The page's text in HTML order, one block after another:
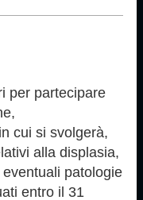
per partecipare
cui si svolgerà,
alla displasia,
patologie
entro il 31